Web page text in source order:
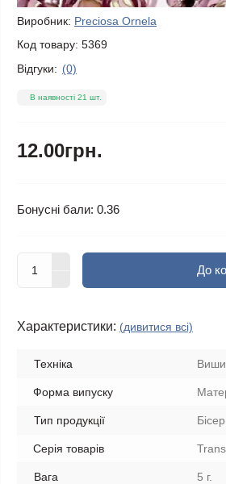
Виробник: Preciosa Ornela
Код товару: 5369
Відгуки: (0)
В наявності 21 шт.
12.00грн.
Бонусні бали: 0.36
До
Характеристики: (дивитися всі)
Техніка
Форма випуску
Тип продукції Бісер
Серія товарів
Вага 5 г.